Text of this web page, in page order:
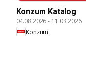
Konzum Katalog
04.08.2026- 11.08.2026
Konzum